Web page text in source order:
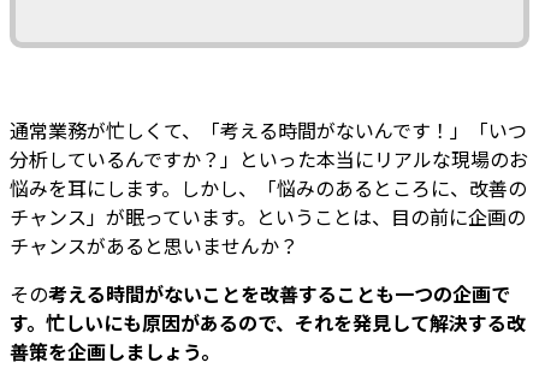
通常業務が忙しくて、「考える時間がないんです！」「いつ
分析しているんですか？」といった本当にリアルな現場のお
悩みを耳にします。しかし、「悩みのあるところに、改善の
チャンス」が眠っています。ということは、目の前に企画の
チャンスがあると思いませんか？
その考える時間がないことを改善することも一つの企画で
す。忙しいにも原因があるので、それを発見して解決する改
善策を企画しましょう。